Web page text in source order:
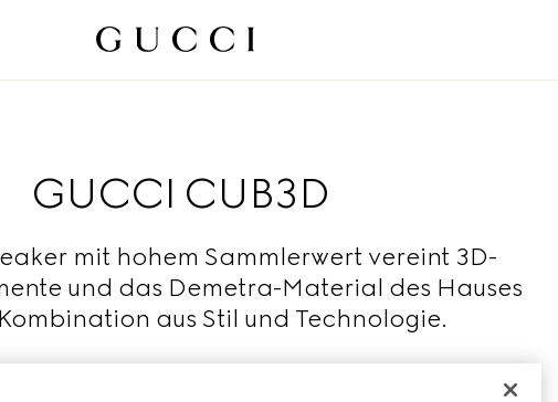
GUCCI CUB3D
mit hohem Sammlerwert vereint 3D-
und das Demetra-Material des Hauses
aus Stil und Technologie.